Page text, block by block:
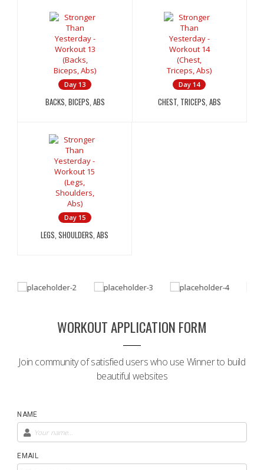
Day 13
BACKS, BICEPS, ABS
Day 14
CHEST, TRICEPS, ABS
Day 15
LEGS, SHOULDERS, ABS
WORKOUT APPLICATION FORM
Join community of satisfied users who use Winner to build
beautiful websites
NAME
EMAIL